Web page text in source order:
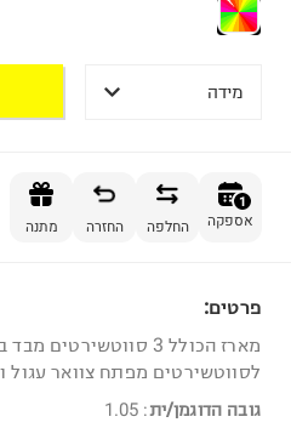
מידה
1
אספקה החלפה החזרה מתנה
פרטים:
מארז הכולל 3
לסווטשירטים מפתח צוואר עגול
גובה הדוגמן/ית:
1.05